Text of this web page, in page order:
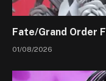
Fate/Grand Order
01/08/2026